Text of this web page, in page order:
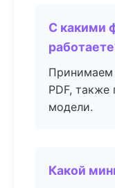
С какими
Принимаем
PDF, также
модели.
Какой